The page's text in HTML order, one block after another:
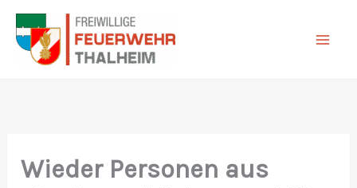
Zum
Inhalt
springen
Wieder Personen aus